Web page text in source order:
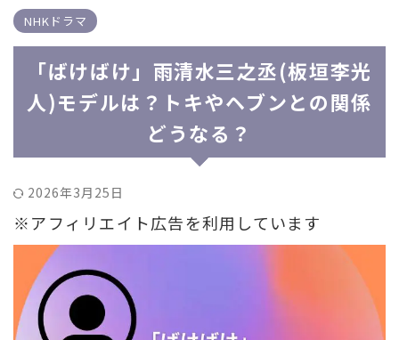
NHKドラマ
「ばけばけ」雨清水三之丞(板垣李光
人)モデルは？トキやヘブンとの関係
どうなる？
2026年3月25日
※アフィリエイト広告を利用しています